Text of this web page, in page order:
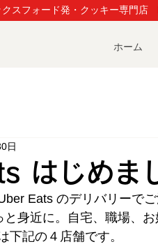
スフォード発・クッキー専門店
ホーム
はじめま
日
Eats のデリバリーでご
身近に。自宅、職場、お
下記の４店舗です。